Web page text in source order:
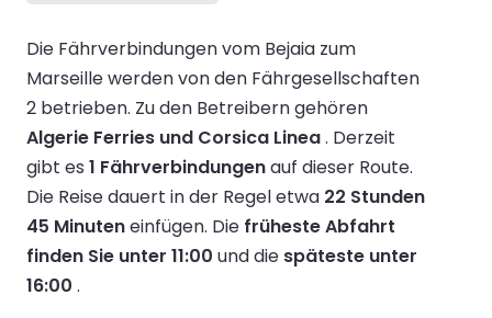
Die Fährverbindungen vom Bejaia zum
Marseille werden von den Fährgesellschaften
2 betrieben. Zu den Betreibern gehören
Algerie Ferries und Corsica Linea. Derzeit
gibt es 1 Fährverbindungenauf dieser Route.
Die Reise dauert in der Regel etwa 22 Stunden
45 Minuteneinfügen. Die früheste Abfahrt
finden Sie unter 11:00 und die späteste unter
16:00 .